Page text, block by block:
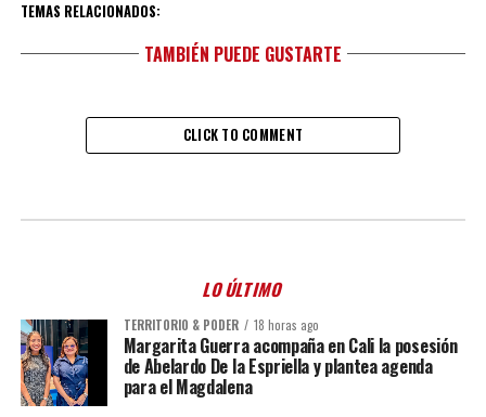
TEMAS RELACIONADOS:
TAMBIÉN PUEDE GUSTARTE
CLICK TO COMMENT
LO ÚLTIMO
TERRITORIO & PODER 18 horas ago
Margarita Guerra acompaña en Cali la posesión
de Abelardo De la Espriella y plantea agenda
para el Magdalena